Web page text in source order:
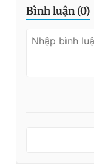
Bình luận (0)